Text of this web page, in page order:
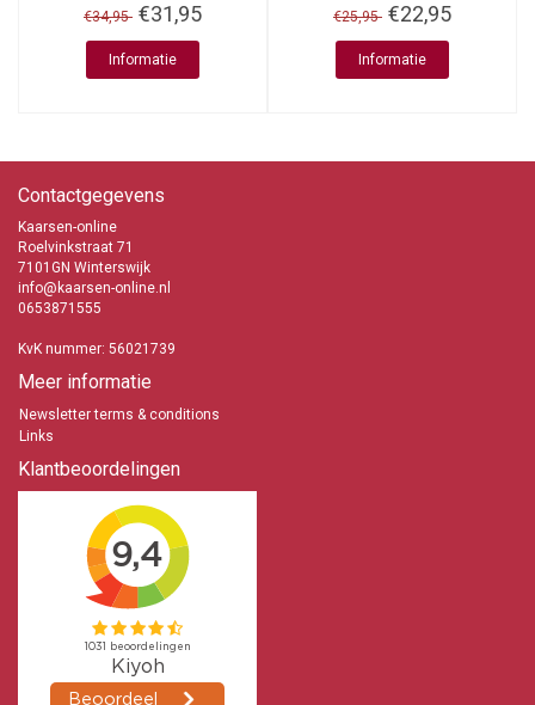
€34,95 €31,95
Informatie
€25,95 €22,95
Informatie
Contactgegevens
Kaarsen-online
Roelvinkstraat 71
7101GN Winterswijk
info@kaarsen-online.nl
0653871555
KvK nummer: 56021739
Meer informatie
Newsletter terms & conditions
Links
Klantbeoordelingen